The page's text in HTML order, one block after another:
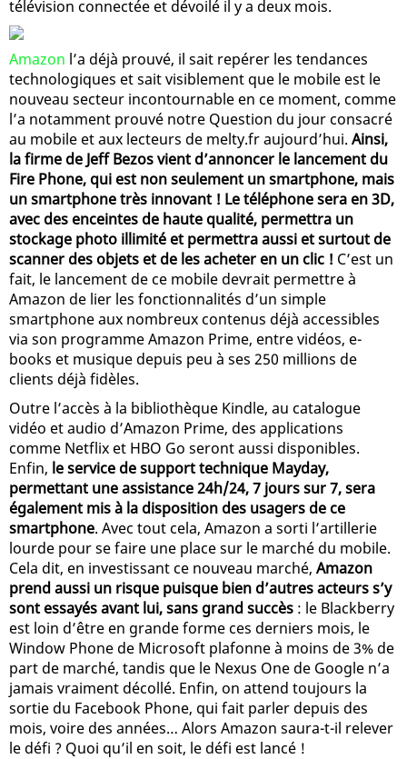
télévision connectée et dévoilé il y a deux mois.
Amazon l’a déjà prouvé, il sait repérer les tendances
technologiques et sait visiblement que le mobile est le
nouveau secteur incontournable en ce moment, comme
l’a notamment prouvé notre Question du jour consacré
au mobile et aux lecteurs de melty.fr aujourd’hui. Ainsi,
la firme de Jeff Bezos vient d’annoncer le lancement du
Fire Phone, qui est non seulement un smartphone, mais
un smartphone très innovant ! Le téléphone sera en 3D,
avec des enceintes de haute qualité, permettra un
stockage photo illimité et permettra aussi et surtout de
scanner des objets et de les acheter en un clic ! C’est un
fait, le lancement de ce mobile devrait permettre à
Amazon de lier les fonctionnalités d’un simple
smartphone aux nombreux contenus déjà accessibles
via son programme Amazon Prime, entre vidéos, e-
books et musique depuis peu à ses 250 millions de
clients déjà fidèles.
Outre l’accès à la bibliothèque Kindle, au catalogue
vidéo et audio d’Amazon Prime, des applications
comme Netflix et HBO Go seront aussi disponibles.
Enfin, le service de support technique Mayday,
permettant une assistance 24h/24, 7 jours sur 7, sera
également mis à la disposition des usagers de ce
smartphone. Avec tout cela, Amazon a sorti l’artillerie
lourde pour se faire une place sur le marché du mobile.
Cela dit, en investissant ce nouveau marché, Amazon
prend aussi un risque puisque bien d’autres acteurs s’y
sont essayés avant lui, sans grand succès : le Blackberry
est loin d’être en grande forme ces derniers mois, le
Window Phone de Microsoft plafonne à moins de 3% de
part de marché, tandis que le Nexus One de Google n’a
jamais vraiment décollé. Enfin, on attend toujours la
sortie du Facebook Phone, qui fait parler depuis des
mois, voire des années… Alors Amazon saura-t-il relever
le défi ? Quoi qu’il en soit, le défi est lancé !